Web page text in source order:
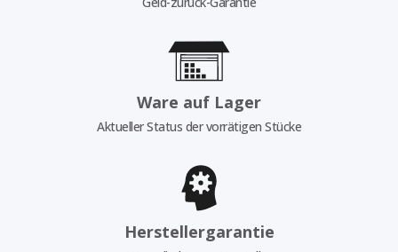
Ware auf Lager
Aktueller Status der vorrätigen Stücke
Herstellergarantie